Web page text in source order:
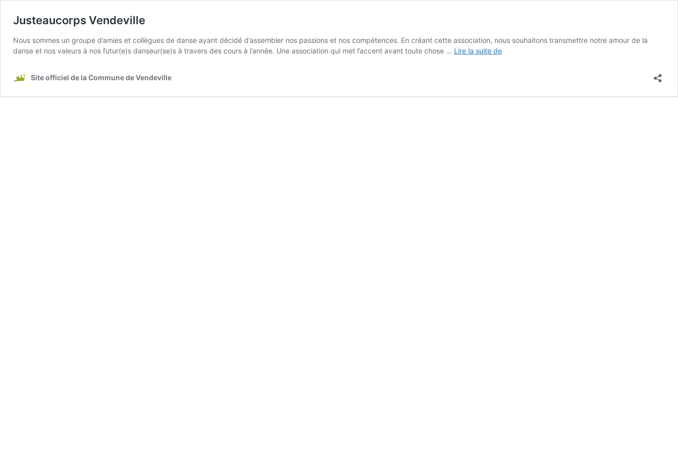
Justeaucorps Vendeville
Nous sommes un groupe d’amies et collègues de danse ayant décidé d’assembler nos passions et nos compétences. En créant cette association, nous souhaitons transmettre notre amour de la
danse et nos valeurs à nos futur(e)s danseur(se)s à travers des cours à l’année. Une association qui met l’accent avant toute chose … Lire la suite deJusteaucorps
Site officiel de la Commune de Vendeville